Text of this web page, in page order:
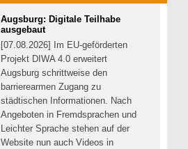
Augsburg: Digitale Teilhabe
ausgebaut
[07.08.2026] Im EU-geförderten
Projekt DIWA 4.0 erweitert
Augsburg schrittweise den
barrierearmen Zugang zu
städtischen Informationen. Nach
Angeboten in Fremdsprachen und
Leichter Sprache stehen auf der
Website nun auch Videos in